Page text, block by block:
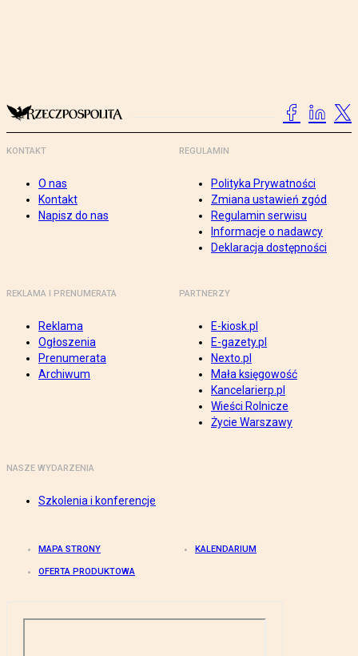
KONTAKT
O nas
Kontakt
Napisz do nas
REGULAMIN
Polityka Prywatności
Zmiana ustawień zgód
Regulamin serwisu
Informacje o nadawcy
Deklaracja dostępności
REKLAMA I PRENUMERATA
Reklama
Ogłoszenia
Prenumerata
Archiwum
PARTNERZY
E-kiosk.pl
E-gazety.pl
Nexto.pl
Mała księgowość
Kancelarierp.pl
Wieści Rolnicze
Życie Warszawy
NASZE WYDARZENIA
Szkolenia i konferencje
MAPA STRONY KALENDARIUM
OFERTA PRODUKTOWA